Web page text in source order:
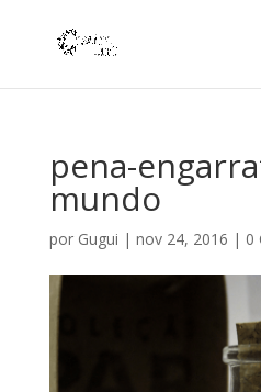
pena-
mundo
por Gugui | nov 24, 2016 | 0